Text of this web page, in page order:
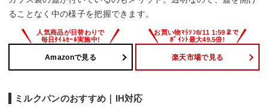
ることなく中の様子を把握できます。
Amazonで見る 楽天市場で見る
ミルクパンのおすすめ｜IH対応